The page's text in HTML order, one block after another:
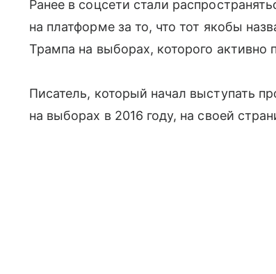
Ранее в соцсети стали
на платформе за то, что тот якобы
Трампа на выборах, которого активно
Писатель, который начал выступать
на выборах в 2016 году, на своей